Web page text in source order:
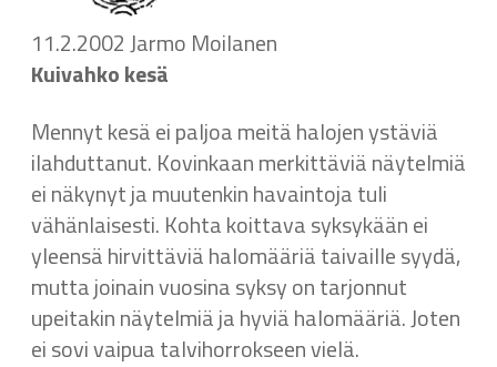
11.2.2002 Jarmo Moilanen
Kuivahko kesä
Mennyt kesä ei paljoa meitä halojen ystäviä
ilahduttanut. Kovinkaan merkittäviä näytelmiä
ei näkynyt ja muutenkin havaintoja tuli
vähänlaisesti. Kohta koittava syksykään ei
yleensä hirvittäviä halomääriä taivaille syydä,
mutta joinain vuosina syksy on tarjonnut
upeitakin näytelmiä ja hyviä halomääriä. Joten
ei sovi vaipua talvihorrokseen vielä.